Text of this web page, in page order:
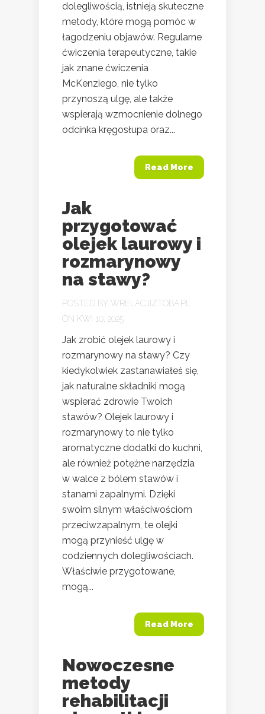
dolegliwością, istnieją skuteczne
metody, które mogą pomóc w
łagodzeniu objawów. Regularne
ćwiczenia terapeutyczne, takie
jak znane ćwiczenia
McKenziego, nie tylko
przynoszą ulgę, ale także
wspierają wzmocnienie dolnego
odcinka kręgosłupa oraz...
Read More
Jak
przygotować
olejek laurowy i
rozmarynowy
na stawy?
POSTED BY WRELACJIZTOBA.PL
ON KWI 10, 2025
Jak zrobić olejek laurowy i
rozmarynowy na stawy? Czy
kiedykolwiek zastanawiałeś się,
jak naturalne składniki mogą
wspierać zdrowie Twoich
stawów? Olejek laurowy i
rozmarynowy to nie tylko
aromatyczne dodatki do kuchni,
ale również potężne narzędzia
w walce z bólem stawów i
stanami zapalnymi. Dzięki
swoim silnym właściwościom
przeciwzapalnym, te olejki
mogą przynieść ulgę w
codziennych dolegliwościach.
Właściwie przygotowane,
mogą...
Read More
Nowoczesne
metody
rehabilitacji